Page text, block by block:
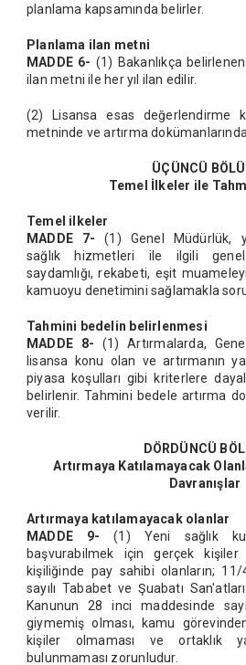
planlama kapsamında belirler.
Planlama ilan metni
MADDE 6- (1) Bakanlıkça
ilan metni ile her yıl ilan edilir.
(2) Lisansa esas değerlendirme
metninde ve artırma
ÜÇÜNCÜ
Temel İlkeler ile
Temel ilkeler
MADDE 7-(1) Genel Müdürlük,
sağlık hizmetleri ile ilgili genel
saydamlığı, rekabeti, eşit
kamuoyu denetimini sağlamakla
Tahmini bedelin belirlenmesi
MADDE 8- (1) Artırmalarda,
lisansa konu olan ve artırmanın
piyasa koşulları gibi kriterlere
belirlenir. Tahmini bedele artırma
verilir.
DÖRDÜNCÜ
Artırmaya Katılamayacak
Davranışlar
Artırmaya katılamayacak olanlar
MADDE 9- (1) Yeni sağlık
başvurabilmek için gerçek
kişiliğinde pay sahibi olanların;
sayılı Tababet ve Şuabatı
Kanunun 28 inci maddesinde
giymemiş olması, kamu
kişiler olmaması ve ortaklık
bulunmaması zorunludur.